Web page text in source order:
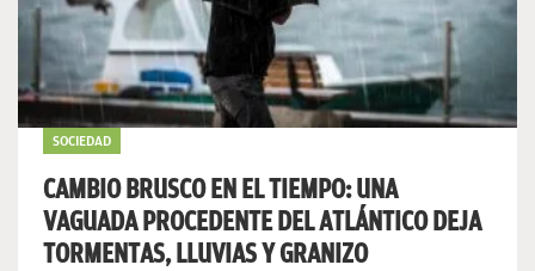
SOCIEDAD
CAMBIO BRUSCO EN EL TIEMPO: UNA
VAGUADA PROCEDENTE DEL ATLÁNTICO DEJA
TORMENTAS, LLUVIAS Y GRANIZO